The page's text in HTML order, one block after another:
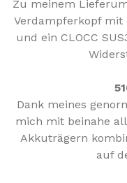
Zu meinem
Verdampferkopf mit
und ein CLOCC
Dank meines
mich mit beinahe
Akkuträgern
auf